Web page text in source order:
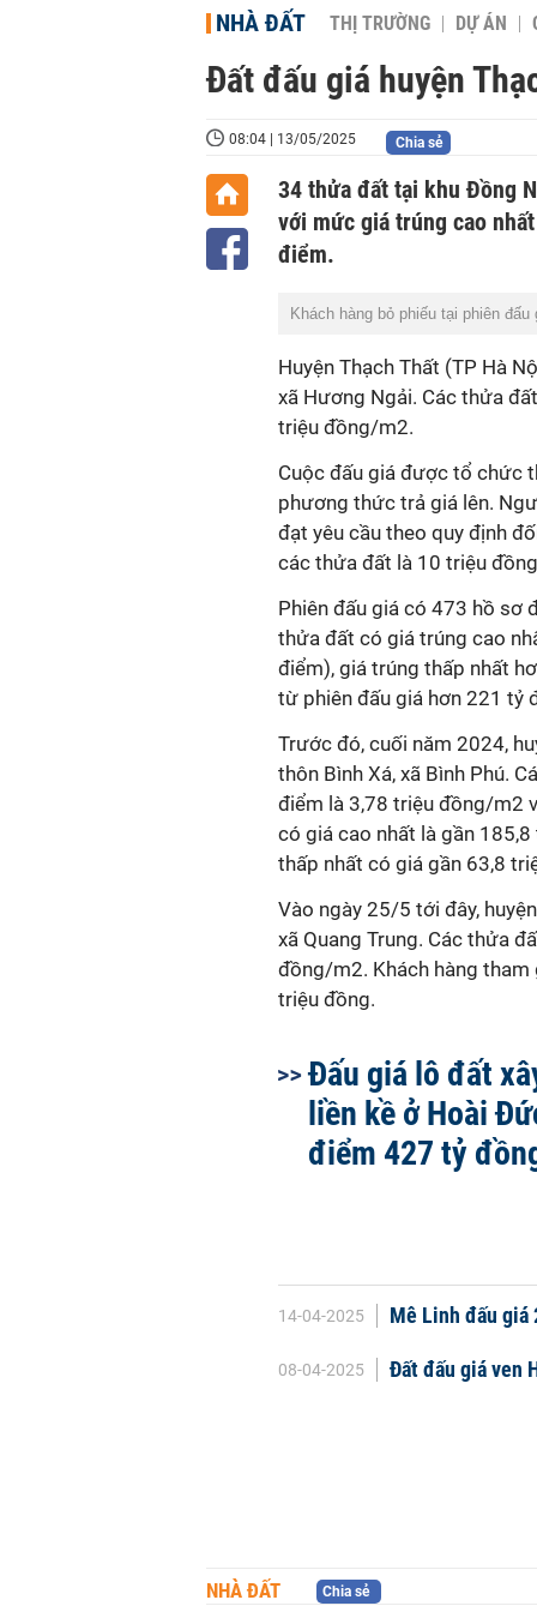
NHÀ ĐẤT THỊ TRƯỜNG DỰ ÁN
Đất đấu giá huyện
08:04 | 13/05/2025 Chia sẻ
34 thửa đất tại khu Đồng
với mức giá trúng cao
điểm.
Khách hàng bỏ phiếu tại phiên đấu
Huyện Thạch Thất (TP Hà
xã Hương Ngải. Các thửa
triệu đồng/m2.
Cuộc đấu giá được tổ chức
phương thức trả giá lên.
đạt yêu cầu theo quy định
các thửa đất là 10 triệu
Phiên đấu giá có 473 hồ sơ
thửa đất có giá trúng cao
điểm), giá trúng thấp nhất
từ phiên đấu giá hơn 221 tỷ
Trước đó, cuối năm 2024,
thôn Bình Xá, xã Bình Phú.
điểm là 3,78 triệu đồng/m2
có giá cao nhất là gần
thấp nhất có giá gần 63,8
Vào ngày 25/5 tới đây,
xã Quang Trung. Các thửa
đồng/m2. Khách hàng
triệu đồng.
Đấu giá lô đất
liền kề ở Hoài
điểm 427 tỷ
14-04-2025 Mê Linh đấu
08-04-2025 Đất đấu giá ven
NHÀ ĐẤT Chia sẻ